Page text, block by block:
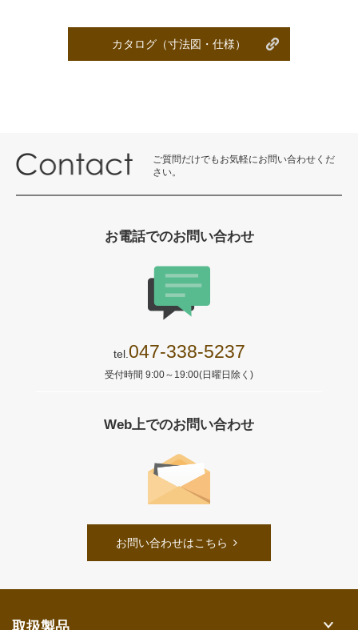
カタログ（寸法図・仕様）
ご質問だけでもお気軽にお問い合わせくだ
さい。
お電話でのお問い合わせ
tel. 047-338-5237
受付時間 9:00～19:00(日曜日除く)
Web上でのお問い合わせ
お問い合わせはこちら
取扱製品